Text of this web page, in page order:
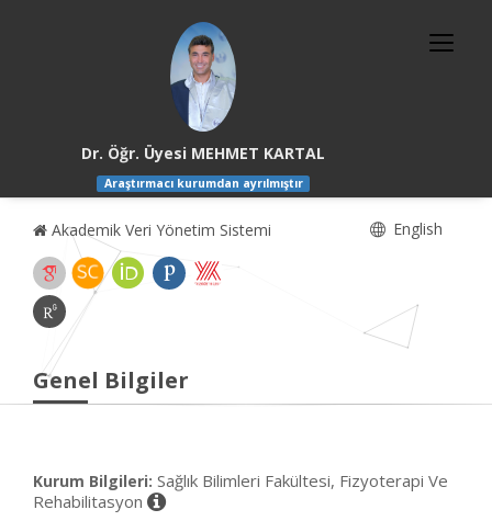
Dr. Öğr. Üyesi MEHMET KARTAL
Araştırmacı kurumdan ayrılmıştır
Akademik Veri Yönetim Sistemi English
Genel Bilgiler
Kurum Bilgileri: Sağlık Bilimleri Fakültesi, Fizyoterapi Ve
Rehabilitasyon